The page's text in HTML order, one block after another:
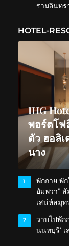
รามอินทร
HOTEL-
IHG
พอร์ตโฟ
ตัว ฮอลิ
นาง
1
พักกาย พั
อัมพวา”
เสน่ห์สมุท
2
วาบไปพัก
นนทบุรี’